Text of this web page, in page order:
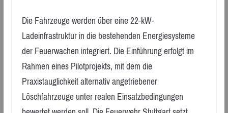
Die Fahrzeuge werden über eine 22-kW-
Ladeinfrastruktur in die bestehenden Energiesysteme
der Feuerwachen integriert. Die Einführung erfolgt im
Rahmen eines Pilotprojekts, mit dem die
Praxistauglichkeit alternativ angetriebener
Löschfahrzeuge unter realen Einsatzbedingungen